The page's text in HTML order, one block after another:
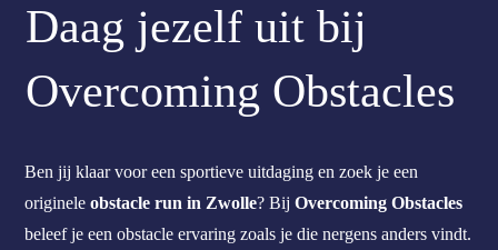
Daag jezelf uit bij
Overcoming Obstacles
Ben jij klaar voor een sportieve uitdaging en zoek je een
origineleobstacle run in Zwolle? BijOvercoming Obstacles
beleef je een obstacle ervaring zoals je die nergens anders vindt.